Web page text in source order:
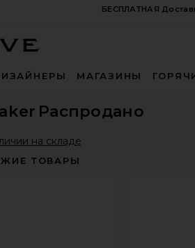
БЕСПЛАТНАЯ
МАГАЗИНЫ
Распродано
на складе
ТОВАРЫ